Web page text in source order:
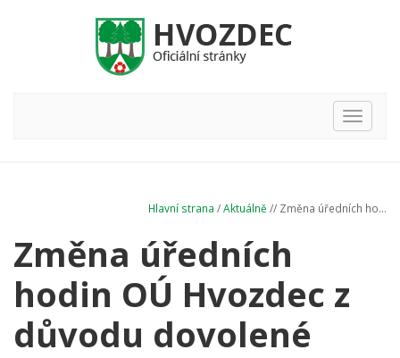
Hlavní
nabídka
Hlavní strana /Aktuálně // Změna úředních ho...
Změna úředních
hodin OÚ Hvozdec z
důvodu dovolené